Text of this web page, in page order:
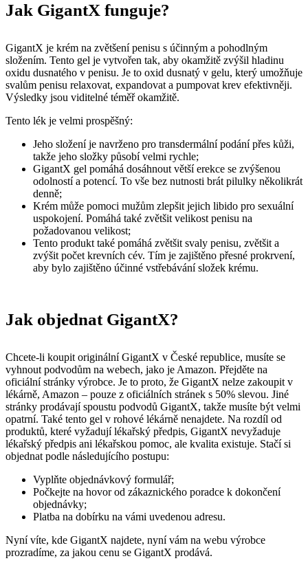
Jak GigantX funguje?
GigantX je krém na zvětšení penisu s účinným a pohodlným
složením. Tento gel je vytvořen tak, aby okamžitě zvýšil hladinu
oxidu dusnatého v penisu. Je to oxid dusnatý v gelu, který umožňuje
svalům penisu relaxovat, expandovat a pumpovat krev efektivněji.
Výsledky jsou viditelné téměř okamžitě.
Tento lék je velmi prospěšný:
Jeho složení je navrženo pro transdermální podání přes kůži,
takže jeho složky působí velmi rychle;
GigantX gel pomáhá dosáhnout větší erekce se zvýšenou
odolností a potencí. To vše bez nutnosti brát pilulky několikrát
denně;
Krém může pomoci mužům zlepšit jejich libido pro sexuální
uspokojení. Pomáhá také zvětšit velikost penisu na
požadovanou velikost;
Tento produkt také pomáhá zvětšit svaly penisu, zvětšit a
zvýšit počet krevních cév. Tím je zajištěno přesné prokrvení,
aby bylo zajištěno účinné vstřebávání složek krému.
Jak objednat GigantX?
Chcete-li koupit originální GigantX v České republice, musíte se
vyhnout podvodům na webech, jako je Amazon. Přejděte na
oficiální stránky výrobce. Je to proto, že GigantX nelze zakoupit v
lékárně, Amazon – pouze z oficiálních stránek s 50% slevou. Jiné
stránky prodávají spoustu podvodů GigantX, takže musíte být velmi
opatrní. Také tento gel v rohové lékárně nenajdete. Na rozdíl od
produktů, které vyžadují lékařský předpis, GigantX nevyžaduje
lékařský předpis ani lékařskou pomoc, ale kvalita existuje. Stačí si
objednat podle následujícího postupu:
Vyplňte objednávkový formulář;
Počkejte na hovor od zákaznického poradce k dokončení
objednávky;
Platba na dobírku na vámi uvedenou adresu.
Nyní víte, kde GigantX najdete, nyní vám na webu výrobce
prozradíme, za jakou cenu se GigantX prodává.